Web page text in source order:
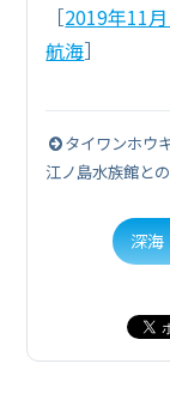
［2019年11
航海］
タイワンホウ
江ノ島水族館と
深海